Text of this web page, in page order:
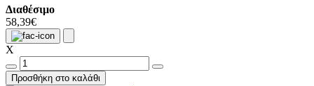
Διαθέσιμο
58,39€
X
Προσθήκη στο καλάθι